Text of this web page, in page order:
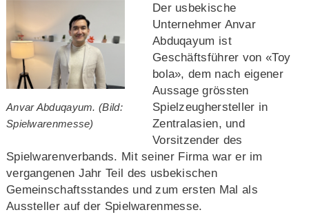
Anvar Abduqayum. (Bild:
Spielwarenmesse)
Der usbekische
Unternehmer Anvar
Abduqayum ist
Geschäftsführer von «Toy
bola», dem nach eigener
Aussage grössten
Spielzeughersteller in
Zentralasien, und
Vorsitzender des
Spielwarenverbands. Mit seiner Firma war er im
vergangenen Jahr Teil des usbekischen
Gemeinschaftsstandes und zum ersten Mal als
Aussteller auf der Spielwarenmesse.